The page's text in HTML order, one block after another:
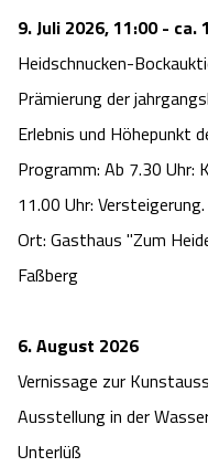
9. Juli 2026, 11:00 - ca.
Heidschnucken-
Prämierung der
Erlebnis und Höhepunkt
Programm: Ab 7.30 Uhr:
11.00 Uhr:
Ort: Gasthaus "Zum
Faßberg
6. August 2026
Vernissage zur
Ausstellung in der
Unterlüß